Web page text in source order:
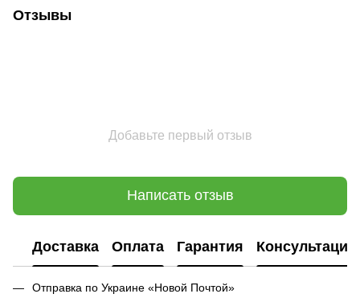
Отзывы
Добавьте первый отзыв
Написать отзыв
Доставка Оплата Гарантия Консультация
Отправка по Украине «Новой Почтой»